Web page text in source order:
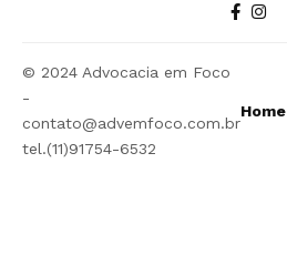
© 2024 Advocacia em Foco
-
contato@advemfoco.com.br
tel.(11)91754-6532
Home